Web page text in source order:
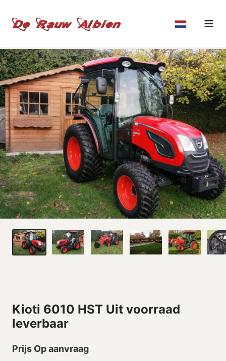
Kioti 6010 HST Uit voorraad
leverbaar
Prijs Op aanvraag